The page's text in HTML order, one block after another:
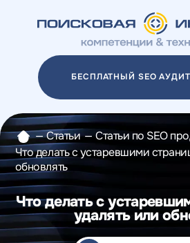
БЕСПЛАТНЫЙ SEO АУДИТ
Акции
Отзывы
Разработка сайтов
Разработка
Разработка
Реклама у
— Статьи — Статьи по SEO
Что делать с устаревшими
обновлять
Что делать с
удалять или